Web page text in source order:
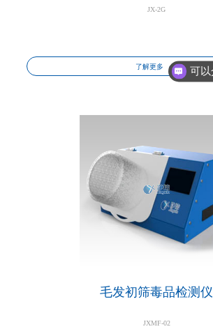
JX-2G
了解更多
毛发初筛毒品检测仪
JXMF-02